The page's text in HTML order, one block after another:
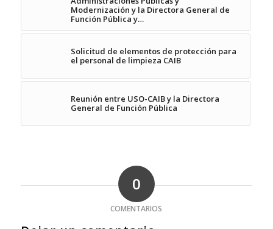
Modernización y la Directora General de
Función Pública y…
Solicitud de elementos de protección para
el personal de limpieza CAIB
Reunión entre USO-CAIB y la Directora
General de Función Pública
0
COMENTARIOS